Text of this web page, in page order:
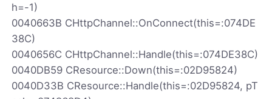
h=-1)
0040663B CHttpChannel::OnConnect(this=:074DE
38C)
0040656C CHttpChannel::Handle(this=:074DE38C)
0040DB59 CResource::Down(this=:02D95824)
0040D33B CResource::Handle(this=:02D95824, pT